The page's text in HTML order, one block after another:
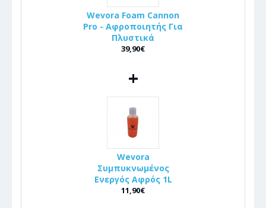
Wevora Foam Cannon
Pro - Αφροποιητής Για
Πλυστικά
39,90€
+
Wevora
Συμπυκνωμένος
Ενεργός Αφρός 1L
11,90€